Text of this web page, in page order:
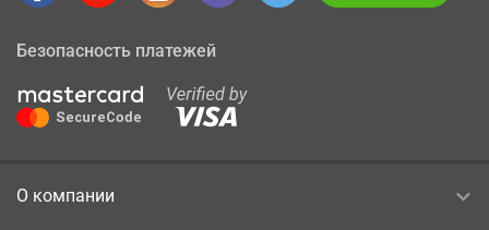
Безопасность платежей
О компании